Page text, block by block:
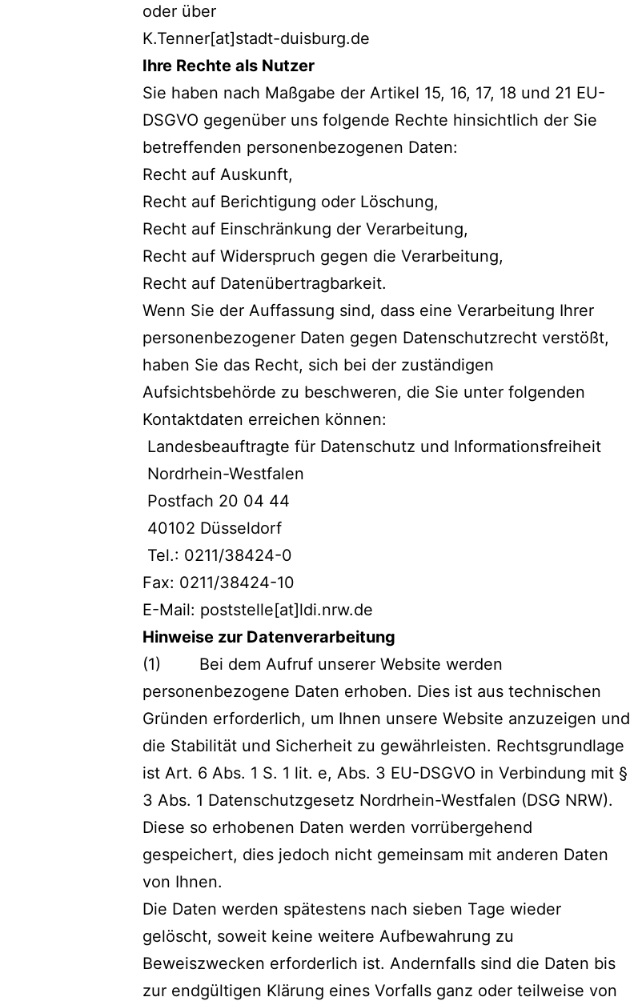
oder über
K.Tenner[at]stadt-duisburg.de
Ihre Rechte als Nutzer
Sie haben nach Maßgabe der Artikel 15, 16, 17, 18 und 21 EU-
DSGVO gegenüber uns folgende Rechte hinsichtlich der Sie
betreffenden personenbezogenen Daten:
Recht auf Auskunft,
Recht auf Berichtigung oder Löschung,
Recht auf Einschränkung der Verarbeitung,
Recht auf Widerspruch gegen die Verarbeitung,
Recht auf Datenübertragbarkeit.
Wenn Sie der Auffassung sind, dass eine Verarbeitung Ihrer
personenbezogener Daten gegen Datenschutzrecht verstößt,
haben Sie das Recht, sich bei der zuständigen
Aufsichtsbehörde zu beschweren, die Sie unter folgenden
Kontaktdaten erreichen können:
Landesbeauftragte für Datenschutz und Informationsfreiheit
Nordrhein-Westfalen
Postfach 20 04 44
40102 Düsseldorf
Tel.: 0211/38424-0
Fax: 0211/38424-10
E-Mail: poststelle[at]ldi.nrw.de
Hinweise zur Datenverarbeitung
(1) Bei dem Aufruf unserer Website werden
personenbezogene Daten erhoben. Dies ist aus technischen
Gründen erforderlich, um Ihnen unsere Website anzuzeigen und
die Stabilität und Sicherheit zu gewährleisten. Rechtsgrundlage
ist Art. 6 Abs. 1 S. 1 lit. e, Abs. 3 EU-DSGVO in Verbindung mit §
3 Abs. 1 Datenschutzgesetz Nordrhein-Westfalen (DSG NRW).
Diese so erhobenen Daten werden vorrübergehend
gespeichert, dies jedoch nicht gemeinsam mit anderen Daten
von Ihnen.
Die Daten werden spätestens nach sieben Tage wieder
gelöscht, soweit keine weitere Aufbewahrung zu
Beweiszwecken erforderlich ist. Andernfalls sind die Daten bis
zur endgültigen Klärung eines Vorfalls ganz oder teilweise von